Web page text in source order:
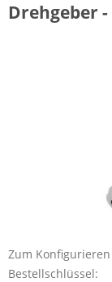
Drehgeber
Zum
Bestellschlüssel: